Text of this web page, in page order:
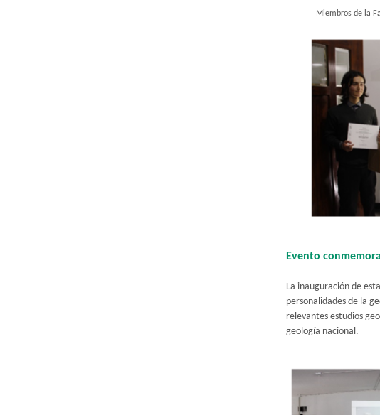
Miembros de la
Evento
La inauguración de
personalidades de la
relevantes estudios
geología nacional.